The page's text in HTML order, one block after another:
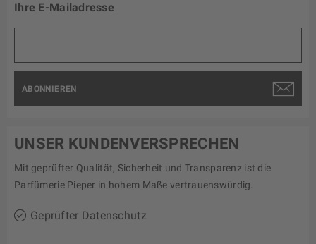
Ihre E-Mailadresse
ABONNIEREN
UNSER KUNDENVERSPRECHEN
Mit geprüfter Qualität, Sicherheit und Transparenz ist die
Parfümerie Pieper in hohem Maße vertrauenswürdig.
Geprüfter Datenschutz